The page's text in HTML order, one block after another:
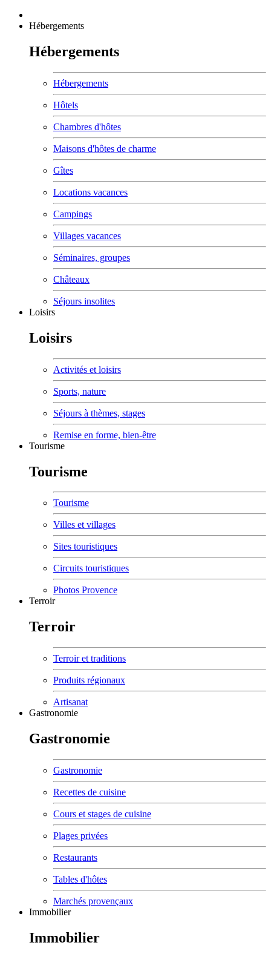
Hébergements
Hébergements
Hébergements
Hôtels
Chambres d'hôtes
Maisons d'hôtes de charme
Gîtes
Locations vacances
Campings
Villages vacances
Séminaires, groupes
Châteaux
Séjours insolites
Loisirs
Loisirs
Activités et loisirs
Sports, nature
Séjours à thèmes, stages
Remise en forme, bien-être
Tourisme
Tourisme
Tourisme
Villes et villages
Sites touristiques
Circuits touristiques
Photos Provence
Terroir
Terroir
Terroir et traditions
Produits régionaux
Artisanat
Gastronomie
Gastronomie
Gastronomie
Recettes de cuisine
Cours et stages de cuisine
Plages privées
Restaurants
Tables d'hôtes
Marchés provençaux
Immobilier
Immobilier